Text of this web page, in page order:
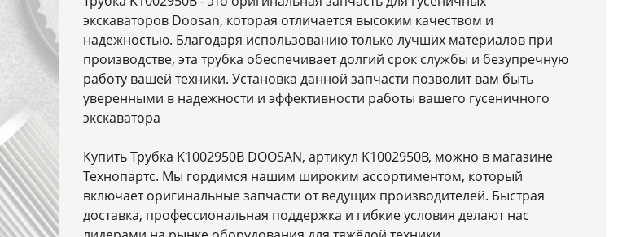
экскаваторов Doosan, которая отличается высоким качеством и
надежностью. Благодаря использованию только лучших материалов при
производстве, эта трубка обеспечивает долгий срок службы и безупречную
работу вашей техники. Установка данной запчасти позволит вам быть
уверенными в надежности и эффективности работы вашего гусеничного
экскаватора
Купить Трубка K1002950B DOOSAN, артикул K1002950B, можно в магазине
Технопартс. Мы гордимся нашим широким ассортиментом, который
включает оригинальные запчасти от ведущих производителей. Быстрая
доставка, профессиональная поддержка и гибкие условия делают нас